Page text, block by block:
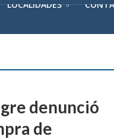
LOCALIDADES
denunció
de